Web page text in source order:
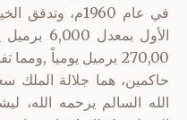
في عام 1960م،
الأول
270,00 برميل يومياً
حاكمين، هما جلالة الملك
الله السالم يرحمه الله،